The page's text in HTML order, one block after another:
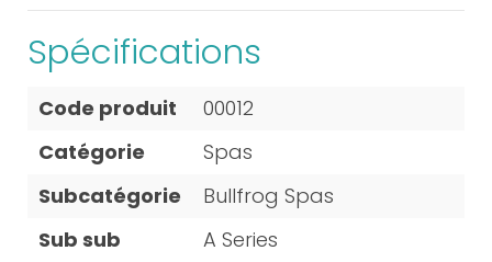
Spécifications
Code produit
00012
Catégorie
Spas
Subcatégorie
Bullfrog Spas
Sub sub
A Series